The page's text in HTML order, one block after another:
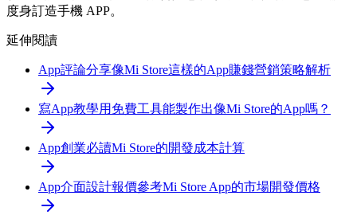
度身訂造手機 APP。
延伸閱讀
App評論分享像Mi Store這樣的App賺錢營銷策略解析
寫App教學用免費工具能製作出像Mi Store的App嗎？
App創業必讀Mi Store的開發成本計算
App介面設計報價參考Mi Store App的市場開發價格